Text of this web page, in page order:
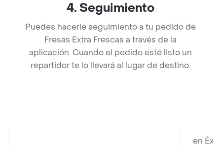
4. Seguimiento
Puedes hacerle seguimiento a tu pedido de
Fresas Extra Frescas a través de la
aplicación. Cuando el pedido esté listo un
repartidor te lo llevará al lugar de destino.
en